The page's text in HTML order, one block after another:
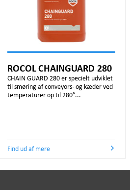
ROCOL CHAINGUARD 280
CHAIN GUARD 280 er specielt udviklet
til smøring af conveyors- og kæder ved
temperaturer op til 280°...
Find ud af mere